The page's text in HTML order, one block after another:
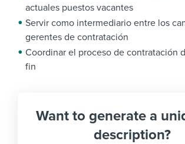
actuales puestos vacantes
Servir como intermediario entre los
gerentes de contratación
Coordinar el proceso de contratación
fin
Want to generate a
description?